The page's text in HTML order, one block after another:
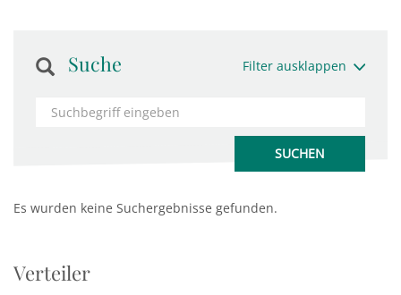
Suche Filter ausklappen
Es wurden keine Suchergebnisse gefunden.
Verteiler